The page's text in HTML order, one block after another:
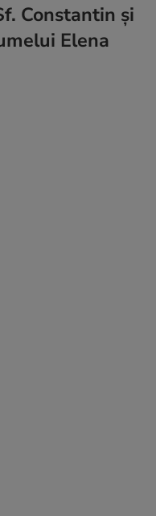
Constantin și
Elena